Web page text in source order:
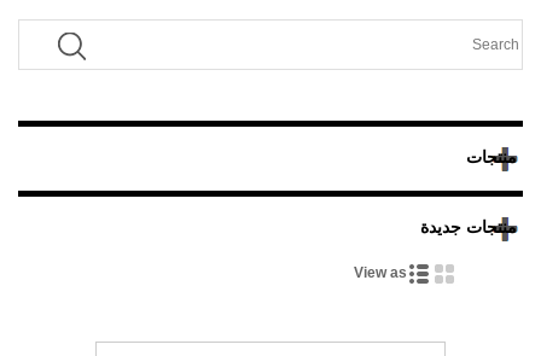
منتجات
منتجات جديدة
View as